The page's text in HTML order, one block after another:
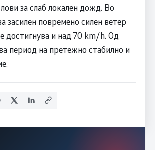
за слаб локален дожд. Во
засилен повремено силен ветер
достигнува и над 70 km/h. Од
период на претежно стабилно и